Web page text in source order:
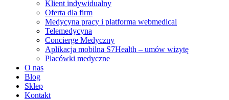
Klient indywidualny
Oferta dla firm
Medycyna pracy i platforma webmedical
Telemedycyna
Concierge Medyczny
Aplikacja mobilna S7Health – umów wizytę
Placówki medyczne
O nas
Blog
Sklep
Kontakt